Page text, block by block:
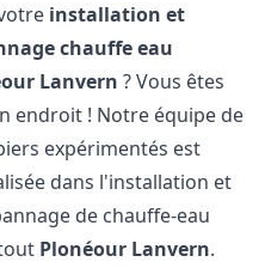
installation et
chauffe eau
Lanvern ? Vous êtes
endroit ! Notre équipe de
expérimentés est
dans l'installation et
de chauffe-eau
Plonéour Lanvern.